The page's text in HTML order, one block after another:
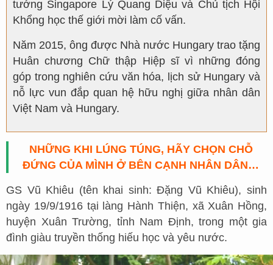
tướng Singapore Lý Quang Diệu và Chủ tịch Hội
Khổng học thế giới mời làm cố vấn.
Năm 2015, ông được Nhà nước Hungary trao tặng
Huân chương Chữ thập Hiệp sĩ vì những đóng
góp trong nghiên cứu văn hóa, lịch sử Hungary và
nỗ lực vun đắp quan hệ hữu nghị giữa nhân dân
Việt Nam và Hungary.
NHỮNG KHI LÚNG TÚNG, HÃY CHỌN CHỖ
ĐỨNG CỦA MÌNH Ở BÊN CẠNH NHÂN DÂN…
GS Vũ Khiêu (tên khai sinh: Đặng Vũ Khiêu), sinh
ngày 19/9/1916 tại làng Hành Thiện, xã Xuân Hồng,
huyện Xuân Trường, tỉnh Nam Định, trong một gia
đình giàu truyền thống hiếu học và yêu nước.